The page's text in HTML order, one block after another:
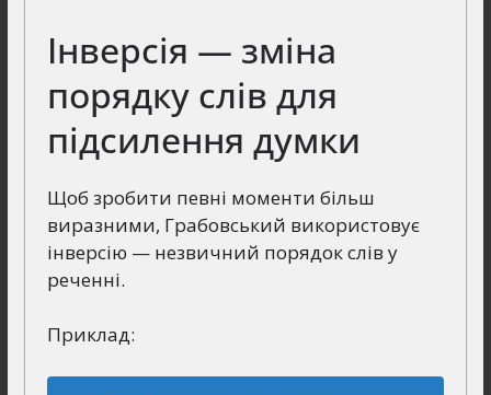
Інверсія — зміна
порядку слів для
підсилення думки
Щоб зробити певні моменти більш
виразними, Грабовський використовує
інверсію — незвичний порядок слів у
реченні.
Приклад: